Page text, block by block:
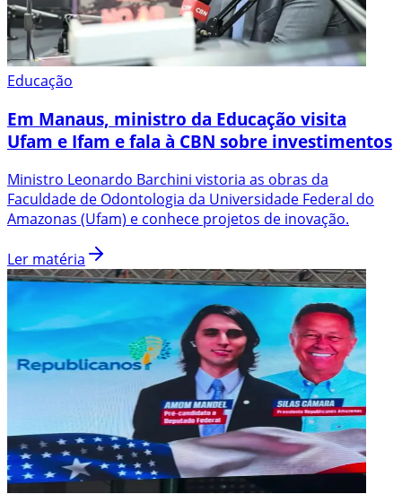
Educação
Em Manaus, ministro da Educação visita
Ufam e Ifam e fala à CBN sobre investimentos
Ministro Leonardo Barchini vistoria as obras da
Faculdade de Odontologia da Universidade Federal do
Amazonas (Ufam) e conhece projetos de inovação.
Ler matéria